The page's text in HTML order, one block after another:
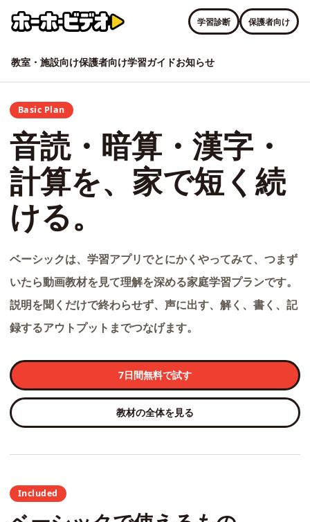
教室・施設向け保護者向け学習ガイドお知らせ
学習診断 保護者向け
Basic Plan
音読・暗算・漢字・
計算を、家で短く続
ける。
ベーシックは、学習アプリでとにかくやってみて、つまず
いたら動画教材を見て理解を深める家庭学習プランです。
説明を聞くだけで終わらせず、声に出す、解く、書く、記
録するアウトプットまでつなげます。
7日間無料で試す
教材の全体を見る
Included